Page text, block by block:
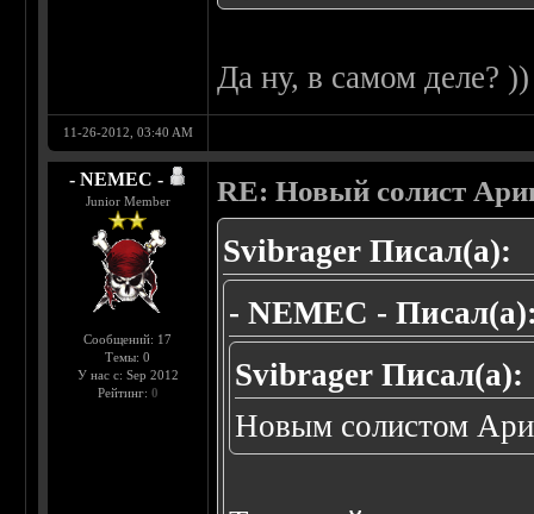
Да ну, в самом деле? ))
11-26-2012, 03:40 AM
- NEMEC -
Junior Member
Сообщений: 17
Темы: 0
У нас с: Sep 2012
Рейтинг: 0
RE: Новый солист
Svibrager Писал(а):
- NEMEC -
Svibrager Писал(а):
Новым солистом